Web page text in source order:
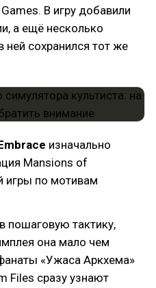
В игру добавили
а ещё несколько
ней сохранился тот же
изначально
Mansions of
игры по мотивам
пошаговую тактику,
она мало чем
«Ужаса Аркхема»
Files сразу узнают